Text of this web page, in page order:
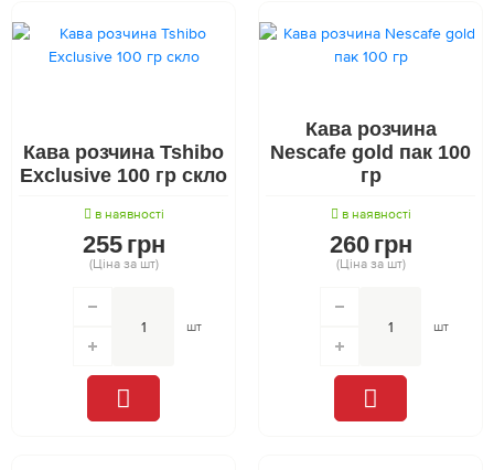
Кава розчина Tshibo
Exclusive 100 гр скло
в наявності
255 грн
(Ціна за шт)
шт
Кава розчина
Nescafe gold пак 100
гр
в наявності
260 грн
(Ціна за шт)
шт